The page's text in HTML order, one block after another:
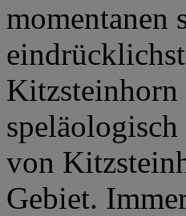
momentanen
Kitzsteinhorn
von
Gebiet.